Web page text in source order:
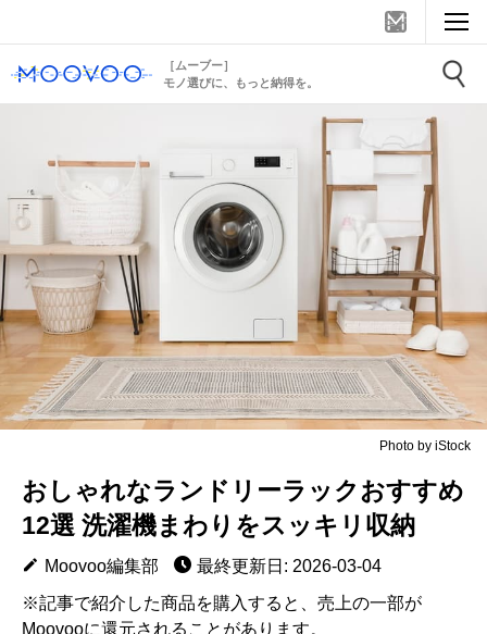
［ムーブー］
モノ選びに、もっと納得を。
Photo by iStock
おしゃれなランドリーラックおすすめ
12選 洗濯機まわりをスッキリ収納
Moovoo編集部
最終更新日: 2026-03-04
※記事で紹介した商品を購入すると、売上の一部が
Moovooに還元されることがあります。